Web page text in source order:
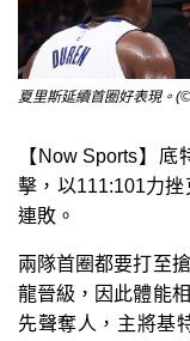
夏里斯延續首圈好表現。
【Now Sports】
擊，以111:101力
連敗。
兩隊首圈都要打至
龍晉級，因此體能
先聲奪人，主將基